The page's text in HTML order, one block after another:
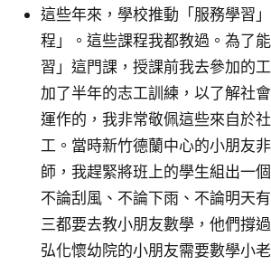
這些年來，學校推動「服務學習
程」。這些課程我都教過。為了
習」這門課，授課前我去參加的
加了半年的志工訓練，以了解社
運作的，我非常敬佩這些來自於
工。當時新竹德蘭中心的小朋友
師，我趕緊將班上的學生組出一
不論刮風、不論下雨、不論明天
三都要去教小朋友數學，他們撐
弘化懷幼院的小朋友需要數學小